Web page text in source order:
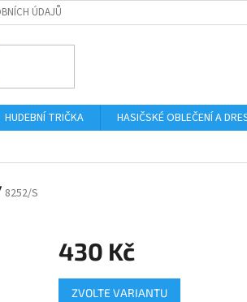
ÚDAJŮ
HUDEBNÍ TRIČKA HASIČSKÉ OBLEČENÍ A
8252/S
430 Kč
Měrná
cena:
ZVOLTE VARIANTU